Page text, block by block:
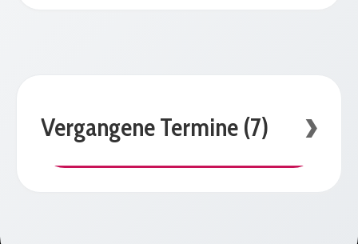
Vergangene Termine (7)